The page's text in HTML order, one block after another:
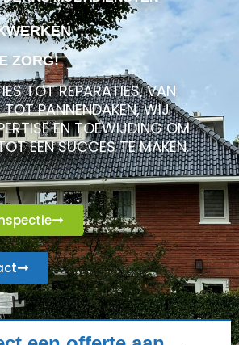
ZORG!
TOT REPARATIES, VAN
TOT PANNENDAKEN, WIJ
EN TOEWIJDING OM
EEN SUCCES TE MAKEN.